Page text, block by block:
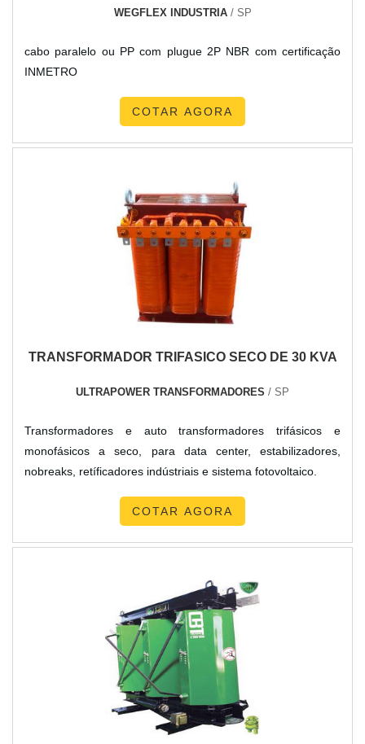
WEGFLEX INDUSTRIA/ SP
cabo paralelo ou PP com plugue 2P NBR com certificação
INMETRO
COTAR AGORA
TRANSFORMADOR TRIFASICO SECO DE 30 KVA
ULTRAPOWER TRANSFORMADORES / SP
Transformadores e auto transformadores trifásicos e
monofásicos a seco, para data center, estabilizadores,
nobreaks, retíficadores indústriais e sistema fotovoltaico.
COTAR AGORA